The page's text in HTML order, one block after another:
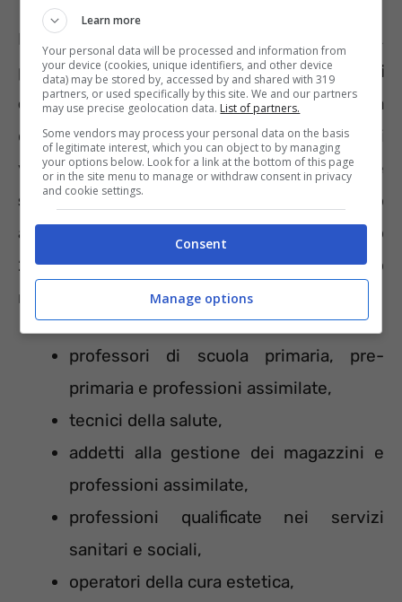
Le quindici categorie elencate, dunque,
possono accedere allapensione per precoci
oppure dell’APE Socialenonché della
dispensa dall’adeguamento alla speranza di
vita. Le categorie aggiunte
successivamente
, invece, possono
approfittare dell’APE Sociale. Dal 1° gennaio
2022 rientrano tra i lavoratori che svolgono
mansioni gravose:
professori di scuola primaria, pre-
primaria e professioni assimilate,
tecnici della salute,
addetti alla gestione dei magazzini e
professioni assimilate,
professioni qualificate nei servizi
sanitari e sociali,
operatori della cura estetica,
Learn more
Your personal data will be processed and information from
your device (cookies, unique identifiers, and other device
data) may be stored by, accessed by and shared with 319
partners, or used specifically by this site. We and our partners
may use precise geolocation data. List of partners.
Some vendors may process your personal data on the basis
of legitimate interest, which you can object to by managing
your options below. Look for a link at the bottom of this page
or in the site menu to manage or withdraw consent in privacy
and cookie settings.
Consent
Manage options